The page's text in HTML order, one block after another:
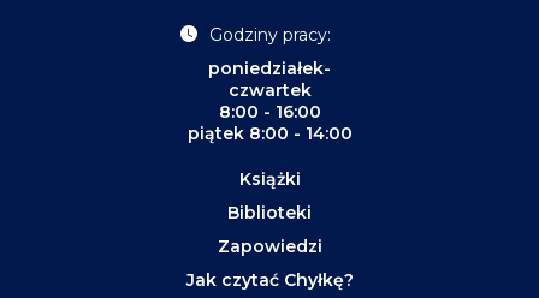
Godziny pracy:
poniedziałek-
czwartek
8:00 - 16:00
piątek 8:00 - 14:00
Książki
Biblioteki
Zapowiedzi
Jak czytać Chyłkę?